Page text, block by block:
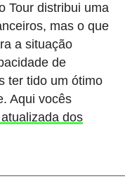
Tour distribui uma
mas o que
a situação
de
ter tido um ótimo
Aqui vocês
dos